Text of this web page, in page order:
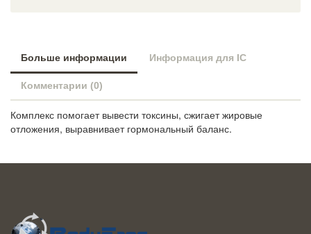
Больше информации Информация для IC
Комментарии (0)
Комплекс помогает вывести токсины, сжигает жировые
отложения, выравнивает гормональный баланс.